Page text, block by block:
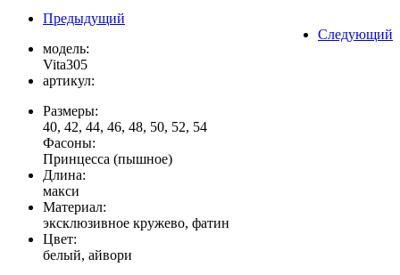
Предыдущий
Следующий
модель:
Vita305
артикул:
Размеры:
40, 42, 44, 46, 48, 50, 52, 54
Фасоны:
Принцесса (пышное)
Длина:
макси
Материал:
эксклюзивное кружево, фатин
Цвет:
белый, айвори